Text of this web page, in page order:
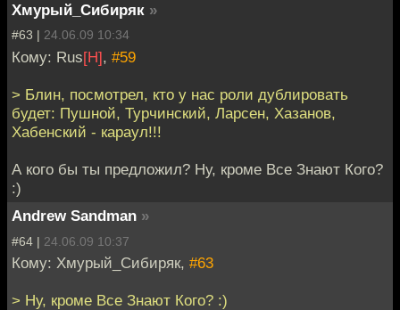
Хмурый_Сибиряк »
#63 | 24.06.09 10:34
Кому: Rus[H], #59
> Блин, посмотрел, кто у нас роли дублировать
будет: Пушной, Турчинский, Ларсен, Хазанов,
Хабенский - караул!!!
А кого бы ты предложил? Ну, кроме Все Знают Кого?
:)
Andrew Sandman »
#64 | 24.06.09 10:37
Кому: Хмурый_Сибиряк, #63
> Ну, кроме Все Знают Кого? :)